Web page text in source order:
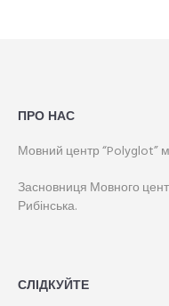
ПРО НАС
Мовний центр “Polyglot”
Засновниця Мовного
Рибінська.
СЛІДКУЙТЕ